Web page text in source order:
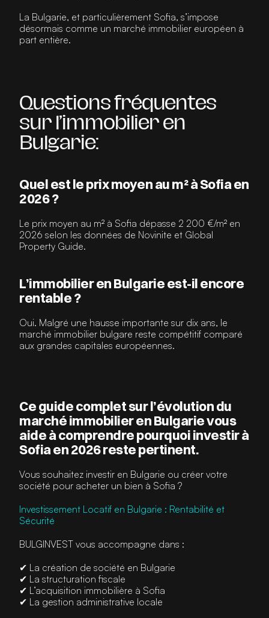
La Bulgarie, et particulièrement Sofia, s’impose
désormais comme un marché immobilier européen à
part entière.
Questions fréquentes
sur l’immobilier en
Bulgarie:
Quel est le prix moyen au m² à Sofia en
2026 ?
Le prix moyen au m² à Sofia dépasse 2 200 €/m² en
2026 selon les données de Novinite et Global
Property Guide.
L’immobilier en Bulgarie est-il encore
rentable ?
Oui. Malgré une hausse importante sur dix ans, le
marché immobilier bulgare reste compétitif comparé
aux grandes capitales européennes.
Ce guide complet sur l’évolution du
marché immobilier en Bulgarie vous
aide à comprendre pourquoi investir à
Sofia en 2026 reste pertinent.
Vous souhaitez investir en Bulgarie ou créer votre
société pour acheter un bien à Sofia ?
Investissement Locatif en Bulgarie : Rentabilité et
Sécurité
BULGINVEST vous accompagne dans :
✔ La création de société en Bulgarie
✔ La structuration fiscale
✔ L’acquisition immobilière à Sofia
✔ La gestion administrative locale